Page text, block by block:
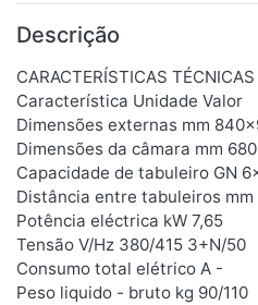
Descrição
CARACTERÍSTICAS TÉCNICAS
Característica Unidade Valor
Dimensões externas mm
Dimensões da câmara mm
Capacidade de tabuleiro GN
Distância entre tabuleiros mm
Potência eléctrica kW 7,65
Tensão V/Hz 380/415 3+N/50
Consumo total elétrico A -
Peso liquido - bruto kg 90/110